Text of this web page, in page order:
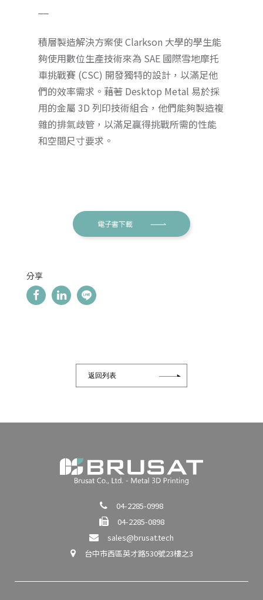
積層製造解決方案使 Clarkson 大學的學生能
夠使用數位生產技術來為 SAE 國際雪地摩托
車挑戰賽 (CSC) 開發獨特的設計，以滿足他
們的效率需求。藉著 Desktop Metal 易於採
用的金屬 3D 列印技術組合，他們能夠製造複
雜的排氣歧管，以滿足贏得挑戰所需的性能
和空間尺寸要求。
電子書下載
分享
返回列表
04-2285-0998
04-2285-0898
sales@brusat.tech
台中市西區英才路530號23樓之3